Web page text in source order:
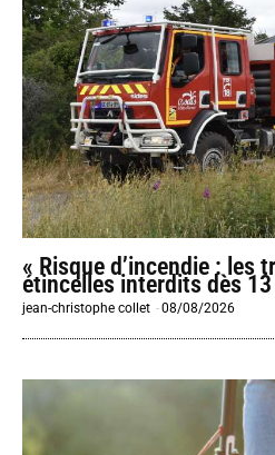
« Risque d’incendie : les
étincelles interdits dès
jean-christophe collet -08/08/2026